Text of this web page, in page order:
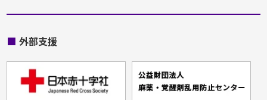
■ 外部支援